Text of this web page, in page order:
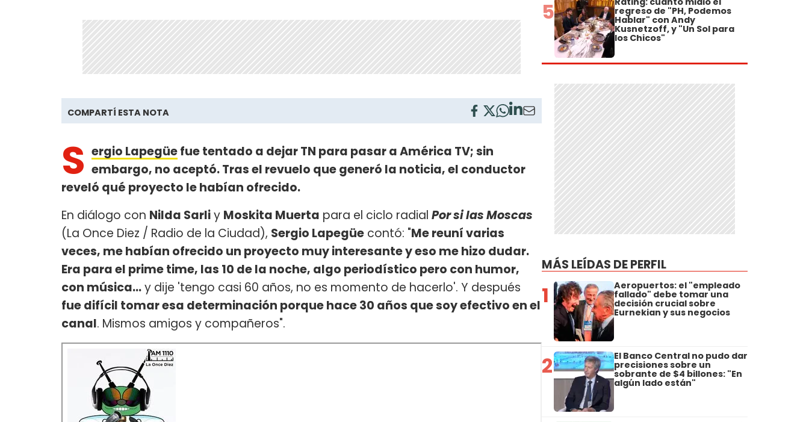
COMPARTÍ ESTA NOTA
S ergio Lapegüefue tentado a dejar TN para pasar a América TV; sin
embargo, no aceptó. Tras el revuelo que generó la noticia, el conductor
reveló qué proyecto le habían ofrecido.
En diálogo con Nilda Sarliy Moskita Muerta para el ciclo radial Por si las Moscas
(La Once Diez / Radio de la Ciudad), Sergio Lapegüe contó: "Me reuní varias
veces, me habían ofrecido un proyecto muy interesante y eso me hizo dudar.
Era para el prime time, las 10 de la noche, algo periodístico pero con humor,
con música...y dije 'tengo casi 60 años, no es momento de hacerlo'. Y después
fue difícil tomar esa determinación porque hace 30 años que soy efectivo en el
canal. Mismos amigos y compañeros".
5 regreso de "PH, Podemos
Hablar" con Andy
Kusnetzoff, y "Un Sol para
los Chicos"
MÁS LEÍDAS DE PERFIL
1 Aeropuertos: el "empleado
fallado" debe tomar una
decisión crucial sobre
Eurnekian y sus negocios
2 El Banco Central no pudo dar
precisiones sobre un
sobrante de $4 billones: "En
algún lado están"